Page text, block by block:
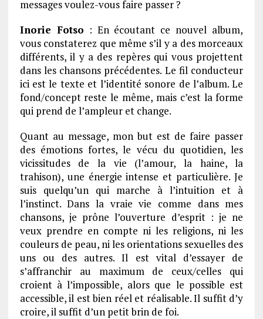
messages voulez-vous faire passer ?
Inorie Fotso : En écoutant ce nouvel album,
vous constaterez que même s’il y a des morceaux
différents, il y a des repères qui vous projettent
dans les chansons précédentes. Le fil conducteur
ici est le texte et l’identité sonore de l’album. Le
fond/concept reste le même, mais c’est la forme
qui prend de l’ampleur et change.
Quant au message, mon but est de faire passer
des émotions fortes, le vécu du quotidien, les
vicissitudes de la vie (l’amour, la haine, la
trahison), une énergie intense et particulière. Je
suis quelqu’un qui marche à l’intuition et à
l’instinct. Dans la vraie vie comme dans mes
chansons, je prône l’ouverture d’esprit : je ne
veux prendre en compte ni les religions, ni les
couleurs de peau, ni les orientations sexuelles des
uns ou des autres. Il est vital d’essayer de
s’affranchir au maximum de ceux/celles qui
croient à l’impossible, alors que le possible est
accessible, il est bien réel et réalisable. Il suffit d’y
croire, il suffit d’un petit brin de foi.